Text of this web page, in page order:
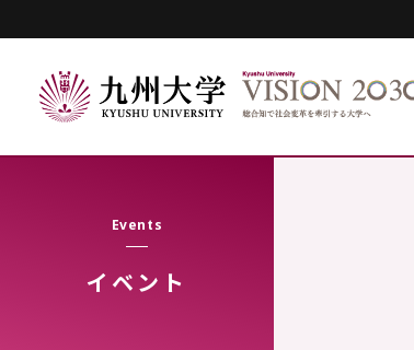
Events
イベント